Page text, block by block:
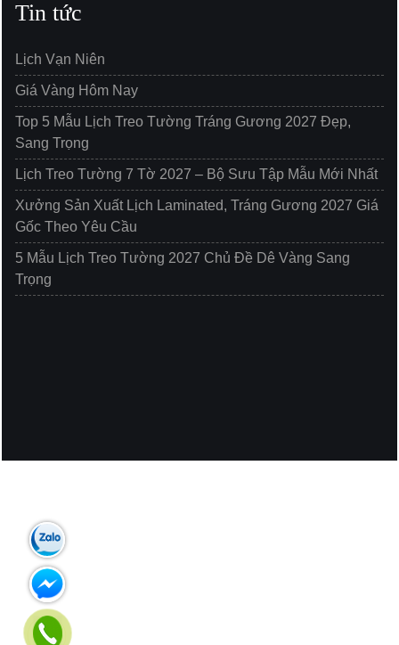
Tin tức
Lịch Vạn Niên
Giá Vàng Hôm Nay
Top 5 Mẫu Lịch Treo Tường Tráng Gương 2027 Đẹp,
Sang Trọng
Lịch Treo Tường 7 Tờ 2027 – Bộ Sưu Tập Mẫu Mới Nhất
Xưởng Sản Xuất Lịch Laminated, Tráng Gương 2027 Giá
Gốc Theo Yêu Cầu
5 Mẫu Lịch Treo Tường 2027 Chủ Đề Dê Vàng Sang
Trọng